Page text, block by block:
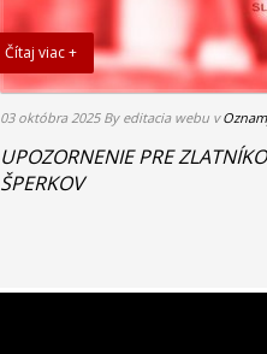
Čítaj viac +
03 októbra 2025 By editacia webu v
UPOZORNENIE PRE
ŠPERKOV